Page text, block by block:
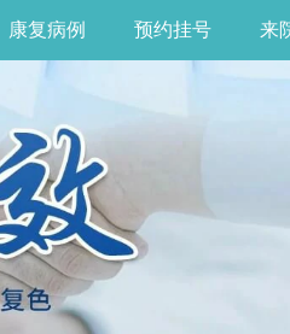
康复病例 预约挂号 来